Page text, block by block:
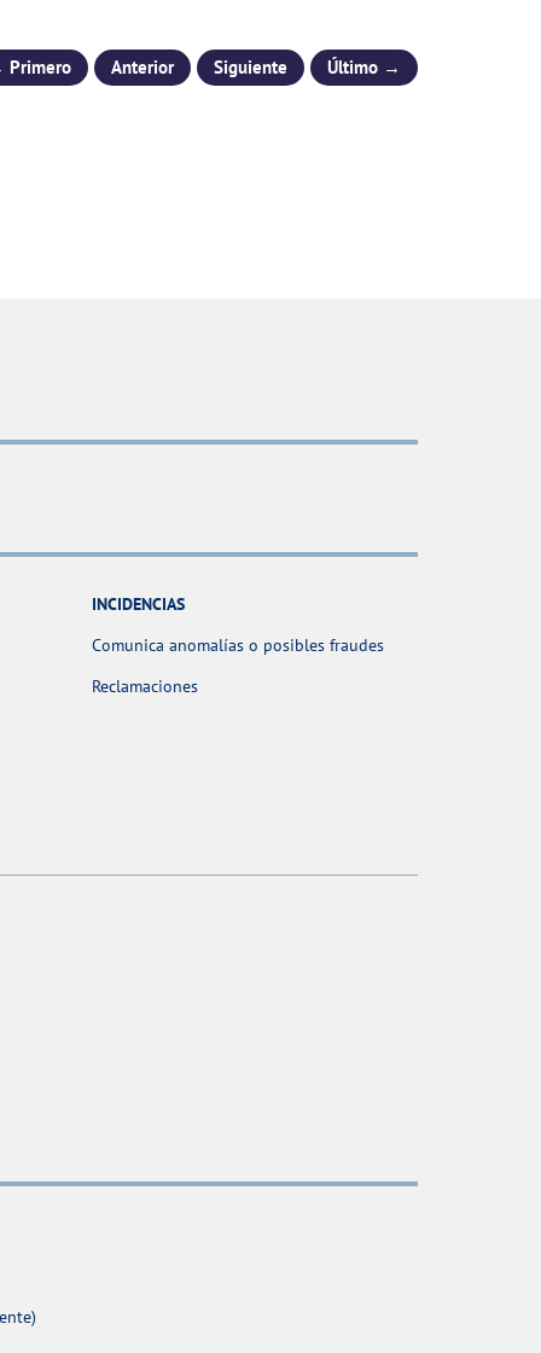
Anterior Siguiente Último →
INCIDENCIAS
Comunica anomalías o posibles fraudes
Reclamaciones